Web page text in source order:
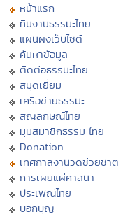
หน้าแรก
ทีมงานธรรมะไทย
แผนผังเว็บไซต์
ค้นหาข้อมูล
ติดต่อธรรมะไทย
สมุดเยี่ยม
เครือข่ายธรรมะ
สัญลักษณ์ไทย
มุมสมาชิกธรรมะไทย
Donation
เทศกาลงานวัดช่วยชาติ
การเผยแผ่ศาสนา
ประเพณีไทย
บอกบุญ